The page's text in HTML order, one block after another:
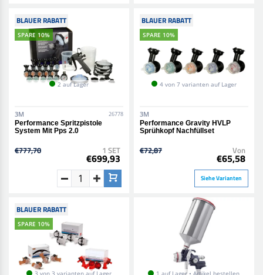
BLAUER RABATT
SPARE 10%
2 auf Lager
3M 26778
Performance Spritzpistole
System Mit Pps 2.0
€777,70 1 SET
€699,93
BLAUER RABATT
SPARE 10%
4 von 7 varianten auf Lager
3M
Performance Gravity HVLP
Sprühkopf Nachfüllset
€72,87 Von
€65,58
Siehe Varianten
BLAUER RABATT
SPARE 10%
3 von 3 varianten auf Lager 1 auf Lager • Artikel bestellen